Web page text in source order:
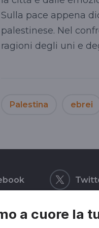
a cuore la
Sulla pace appena
palestinese. Nel
ragioni degli uni e
Palestina ebrei